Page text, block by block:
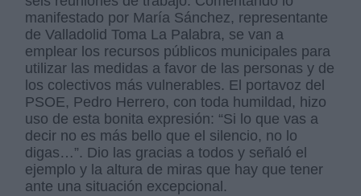
manifestado por María Sánchez, representante
de Valladolid Toma La Palabra, se van a
emplear los recursos públicos municipales para
utilizar las medidas a favor de las personas y de
los colectivos más vulnerables. El portavoz del
PSOE, Pedro Herrero, con toda humildad, hizo
uso de esta bonita expresión: “Si lo que vas a
decir no es más bello que el silencio, no lo
digas…”. Dio las gracias a todos y señaló el
ejemplo y la altura de miras que hay que tener
ante una situación excepcional.